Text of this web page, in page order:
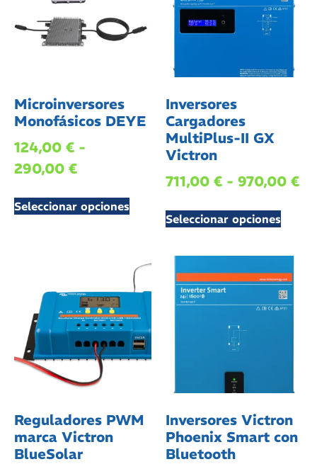
Microinversores
Monofásicos DEYE
124,00 € -
290,00 €
Seleccionar opciones
Inversores
Cargadores
MultiPlus-II GX
Victron
711,00 € - 970,00 €
Seleccionar opciones
Reguladores PWM
marca Victron
BlueSolar
Inversores Victron
Phoenix Smart con
Bluetooth